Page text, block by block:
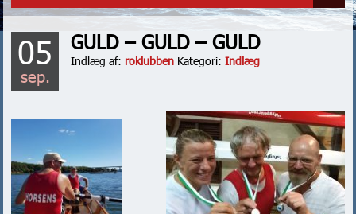
05
sep.
GULD – GULD – GULD
Indlæg af: roklubben Kategori:Indlæg